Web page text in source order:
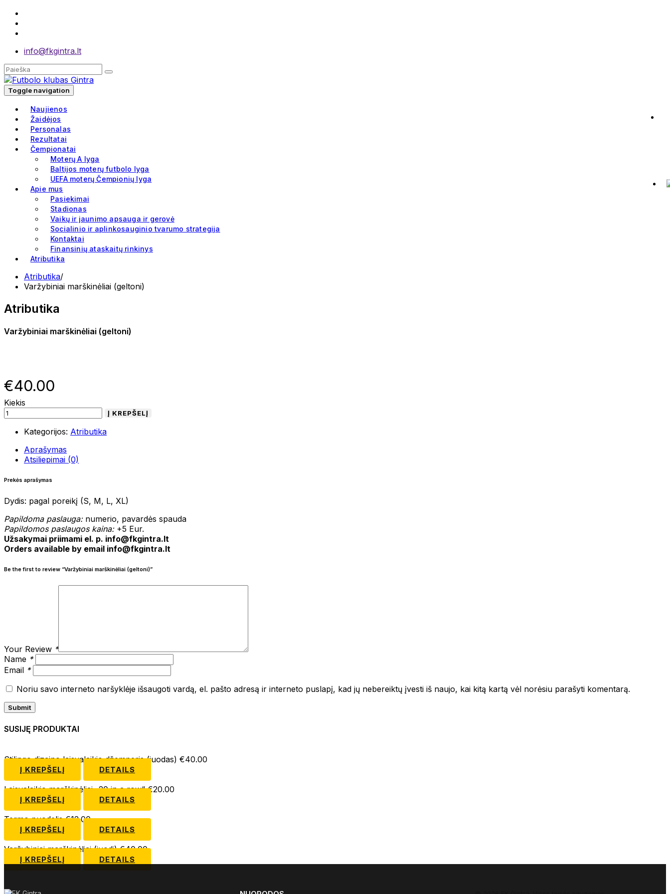
info@fkgintra.lt
Toggle navigation
Naujienos
Žaidėjos
Personalas
Rezultatai
Čempionatai
Moterų A lyga
Baltijos moterų futbolo lyga
UEFA moterų Čempionių lyga
Apie mus
Pasiekimai
Stadionas
Vaikų ir jaunimo apsauga ir gerovė
Socialinio ir aplinkosauginio tvarumo strategija
Kontaktai
Finansinių ataskaitų rinkinys
Atributika
Atributika/
Varžybiniai marškinėliai (geltoni)
Atributika
Varžybiniai marškinėliai (geltoni)
€40.00
Kiekis
Į KREPŠELĮ
Kategorijos: Atributika
Aprašymas
Atsiliepimai (0)
Prekės aprašymas
Dydis: pagal poreikį (S, M, L, XL)
Papildoma paslauga:numerio, pavardės spauda
Papildomos paslaugos kaina:+5 Eur.
Užsakymai priimami el. p. info@fkgintra.lt
Orders available by email info@fkgintra.lt
Be the first to review “Varžybiniai marškinėliai (geltoni)”
Your Review *
Name *
Email *
Noriu savo interneto naršyklėje išsaugoti vardą, el. pašto adresą ir interneto puslapį, kad jų nebereiktų įvesti iš naujo, kai kitą kartą vėl norėsiu parašyti komentarą.
Submit
SUSIJĘ PRODUKTAI
Stilingo dizaino laisvalaikio džemperis (juodas) €40.00
Į KREPŠELĮ DETAILS
Laisvalaikio marškinėliai „20 in a row“ €20.00
Į KREPŠELĮ DETAILS
Termo puodelis €12.00
Į KREPŠELĮ DETAILS
Varžybiniai marškinėliai (juodi) €40.00
Į KREPŠELĮ DETAILS